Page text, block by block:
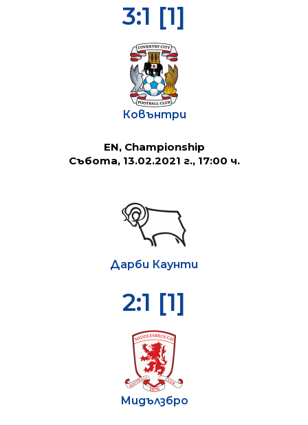
3:1 [1]
Ковънтри
EN, Championship
Събота, 13.02.2021 г., 17:00 ч.
Дарби Каунти
2:1 [1]
Мидълзбро